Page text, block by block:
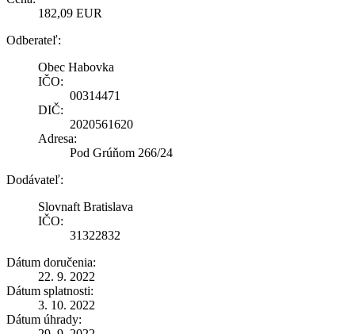
182,09 EUR
Odberateľ:
Obec Habovka
IČO:
00314471
DIČ:
2020561620
Adresa:
Pod Grúňom 266/24
Dodávateľ:
Slovnaft Bratislava
IČO:
31322832
Dátum doručenia:
22. 9. 2022
Dátum splatnosti:
3. 10. 2022
Dátum úhrady: